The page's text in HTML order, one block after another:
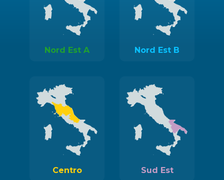
Nord Est A Nord Est B
Centro Sud Est